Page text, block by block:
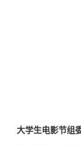
大学生电影节组